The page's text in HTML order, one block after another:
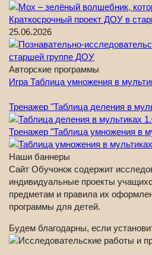
Краткосрочный проект ДОУ в
25.06.2026
Авторские программы
Игра Таблица умножения в
Тренажер "Таблица деления в
Тренажер "Таблица умножения в
Наши баннеры
Сайт Обучонок содержит
индивидуальные проекты
предметам и правила их
программы для детей.
Будем благодарны, если